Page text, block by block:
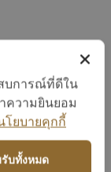
บการณ์ที่ดีใน
ความยินยอม
โยบายคุกกี้
รับทั้งหมด